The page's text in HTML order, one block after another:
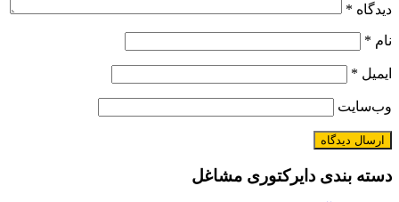
دیدگاه *
نام *
ایمیل *
وب‌سایت
دسته بندی دایرکتوری مشاغل